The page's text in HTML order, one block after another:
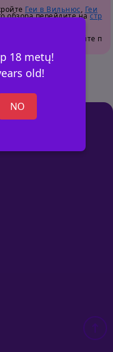
18 metų!
old!
NO
Геи в Вильнюс, Геи
обзора перейдите настр
внимательно изучайте п
+ ОБЪЯВ